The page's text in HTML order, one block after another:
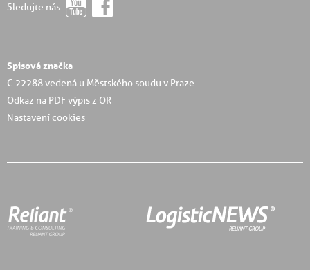
Sledujte nás
Spisová značka
C 22288 vedená u Městského soudu v Praze
Odkaz na PDF výpis z OR
Nastavení cookies